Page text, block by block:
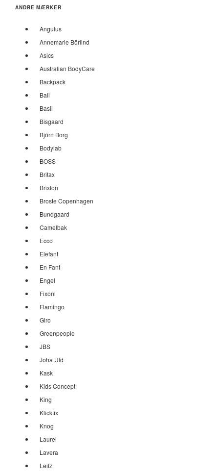
ANDRE MÆRKER
Angulus
Annemarie Börlind
Asics
Australian BodyCare
Backpack
Ball
Basil
Bisgaard
Björn Borg
Bodylab
BOSS
Britax
Brixton
Broste Copenhagen
Bundgaard
Camelbak
Ecco
Elefant
En Fant
Engel
Fixoni
Flamingo
Giro
Greenpeople
JBS
Joha Uld
Kask
Kids Concept
King
Klickfix
Knog
Laurel
Lavera
Leitz